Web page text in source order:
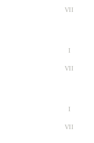
VII
I
VII
I
VII